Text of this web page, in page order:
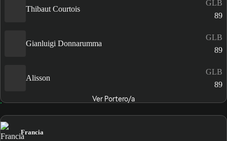
Thibaut Courtois
GLB
89
Gianluigi Donnarumma
GLB
89
Alisson
GLB
89
Ver Portero/a
Francia